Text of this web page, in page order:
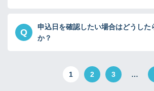
Q
申込日を確認したい場合はどうした
か？
1 2 3 …